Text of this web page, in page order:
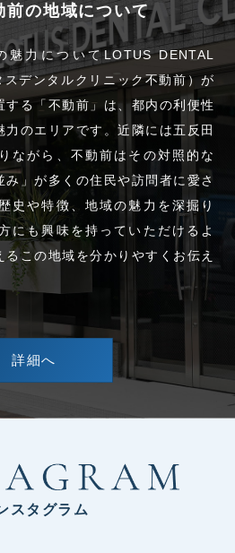
前の地域について
力についてLOTUS DENTAL
デンタルクリニック不動前）が
る「不動前」は、都内の利便性
のエリアです。近隣には五反田
ながら、不動前はその対照的な
み」が多くの住民や訪問者に愛さ
史や特徴、地域の魅力を深掘り
にも興味を持っていただけるよ
この地域を分かりやすくお伝え
詳細へ
スタグラム